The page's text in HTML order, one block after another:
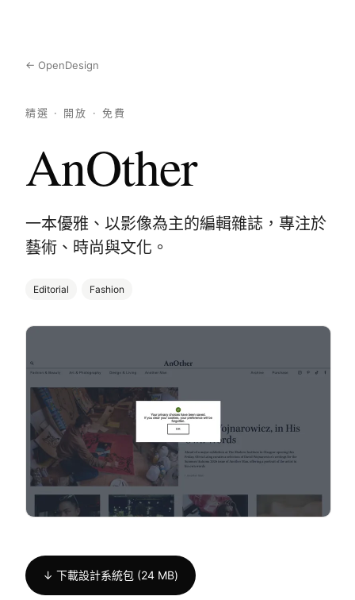
← OpenDesign
精選 · 開放 · 免費
AnOther
一本優雅、以影像為主的編輯雜誌，專注於
藝術、時尚與文化。
Editorial Fashion
↓ 下載設計系統包 (24 MB)